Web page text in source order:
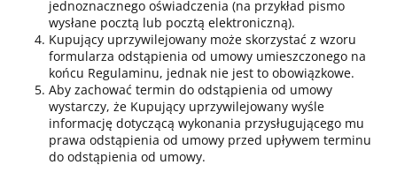
jednoznacznego oświadczenia (na przykład pismo
wysłane pocztą lub pocztą elektroniczną).
Kupujący uprzywilejowany może skorzystać z wzoru
formularza odstąpienia od umowy umieszczonego na
końcu Regulaminu, jednak nie jest to obowiązkowe.
Aby zachować termin do odstąpienia od umowy
wystarczy, że Kupujący uprzywilejowany wyśle
informację dotyczącą wykonania przysługującego mu
prawa odstąpienia od umowy przed upływem terminu
do odstąpienia od umowy.